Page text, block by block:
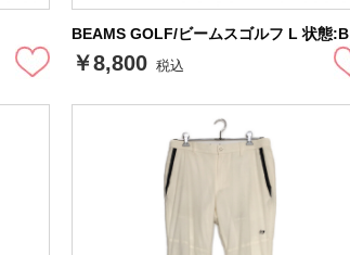
BEAMS GOLF/ビームスゴルフ L 状態:B
￥8,800 税込